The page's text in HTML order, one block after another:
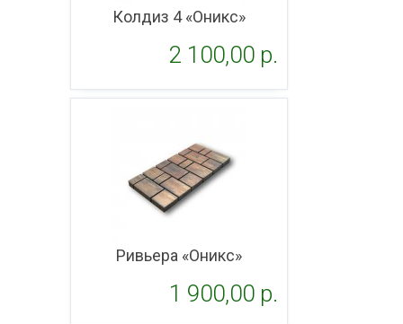
Подробнее
Колдиз 4 «Оникс»
2 100,00 p.
Ривьера «Оникс»
1 900,00 p.